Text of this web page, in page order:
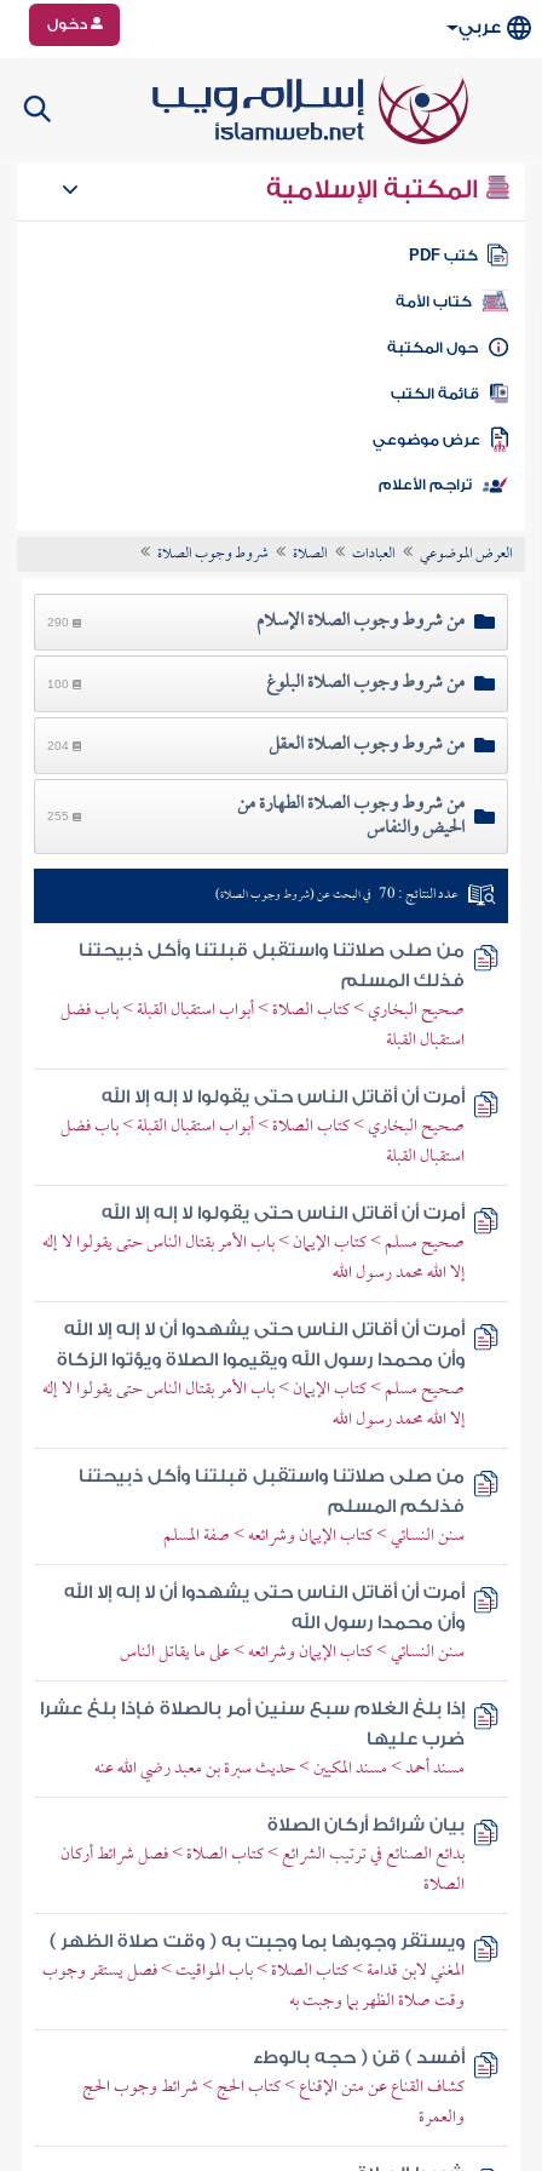
عربي دخول
المكتبة الإسلامية
كتب PDF
كتاب الأمة
المكتبة
الكتب
موضوعي
تراجم الأعلام
العرض الموضوعي العبادات الصلاة شروط وجوب الصلاة
من شروط وجوب الصلاة الإسلام 290
من شروط وجوب الصلاة البلوغ 100
من شروط وجوب الصلاة العقل 204
من شروط وجوب الصلاة الطهارة من
الحيض والنفاس 255
عدد النتائج : 70 في البحث عن (شروط وجوب الصلاة)
من صلى صلاتنا واستقبل قبلتنا وأكل ذبيحتنا
فذلك المسلم
صحيح البخاري > كتاب الصلاة > أبواب استقبال القبلة > باب فضل
استقبال القبلة
أمرت أن أقاتل الناس حتى يقولوا لا إله إلا الله
صحيح البخاري > كتاب الصلاة > أبواب استقبال القبلة > باب فضل
استقبال القبلة
أمرت أن أقاتل الناس حتى يقولوا لا إله إلا الله
صحيح مسلم > كتاب الإيمان > باب الأمر بقتال الناس حتى يقولوا لا إله
إلا الله محمد رسول الله
أمرت أن أقاتل الناس حتى يشهدوا أن لا إله إلا الله
وأن محمدا رسول الله ويقيموا الصلاة ويؤتوا الزكاة
صحيح مسلم > كتاب الإيمان > باب الأمر بقتال الناس حتى يقولوا لا إله
إلا الله محمد رسول الله
من صلى صلاتنا واستقبل قبلتنا وأكل ذبيحتنا
فذلكم المسلم
سنن النسائي > كتاب الإيمان وشرائعه > صفة المسلم
أمرت أن أقاتل الناس حتى يشهدوا أن لا إله إلا الله
وأن محمدا رسول الله
سنن النسائي > كتاب الإيمان وشرائعه > على ما يقاتل الناس
إذا بلغ الغلام سبع سنين أمر بالصلاة فإذا بلغ عشرا
ضرب عليها
مسند أحمد > مسند المكيين > حديث سبرة بن معبد رضي الله عنه
بيان شرائط أركان الصلاة
بدائع الصنائع في ترتيب الشرائع > كتاب الصلاة > فصل شرائط أركان
الصلاة
ويستقر وجوبها بما وجبت به ( وقت صلاة الظهر )
المغني لابن قدامة > كتاب الصلاة > باب المواقيت > فصل يستقر وجوب
وقت صلاة الظهر بما وجبت به
أفسد ) قن ( حجه بالوطء
كشاف القناع عن متن الإقناع > كتاب الحج > شرائط وجوب الحج
والعمرة